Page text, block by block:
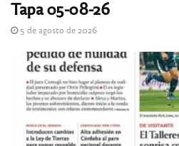
Tapa 05-08-26
5 de agosto de 2026